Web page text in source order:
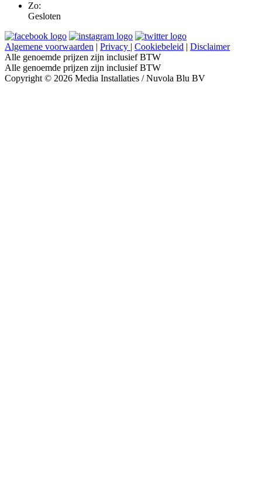
Zo:
Gesloten
Algemene voorwaarden | Privacy | Cookiebeleid | Disclaimer
Alle genoemde prijzen zijn inclusief BTW
Alle genoemde prijzen zijn inclusief BTW
Copyright © 2026 Media Installaties / Nuvola Blu BV